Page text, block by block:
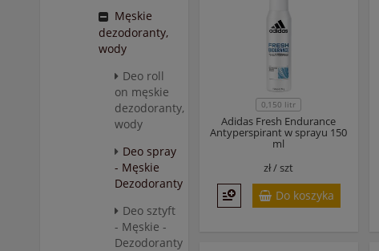
Męskie
dezodoranty,
wody
Deo roll
on męskie
dezodoranty,
wody
Deo spray
- Męskie
Dezodoranty
Deo sztyft
- Męskie -
Dezodoranty
0,150 litr
Adidas Fresh Endurance
Antyperspirant w sprayu 150
ml
zł /szt
Do koszyka